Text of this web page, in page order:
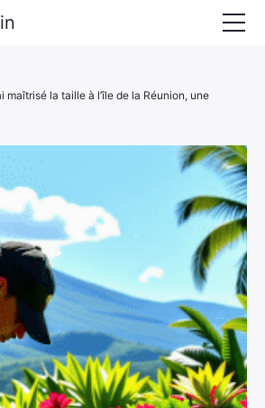
maîtrisé la taille à l’île de la Réunion, une